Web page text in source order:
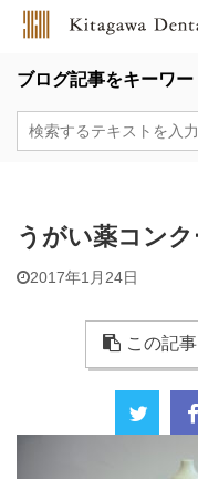
ブログ記事をキーワ
うがい薬コン
2017年1月24日
この記